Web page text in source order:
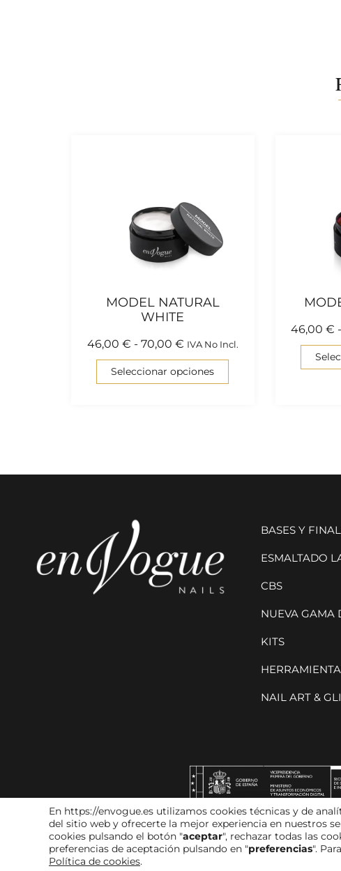
MODEL NATURAL
WHITE
46,00 € - 70,00 € IVA No Incl.
Seleccionar opciones
46,00€ -
BASES Y
ESMALTADO
CBS
NUEVA GAMA
KITS
NAIL ART &
Witcreativo
En https://envogue.es utilizamos cookies técnicas y de
del sitio web y ofrecerte la mejor experiencia en nuestros
cookies pulsando el botón "aceptar", rechazar todas las
preferencias de aceptación pulsando en "preferencias".
Política de cookies.